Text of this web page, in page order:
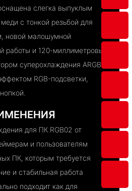
слегка выпуклым
с тонкой резьбой для
новой малошумной
работы и 120-миллиметровым
суперохлаждения ARGB с
RGB-подсветки,
для ПК RGB02 от
и пользователям
ПК, которым требуется
и стабильная работа
подходит как для